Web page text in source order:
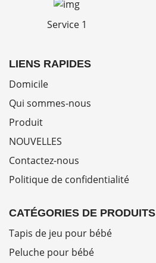
Service 1
LIENS RAPIDES
Domicile
Qui sommes-nous
Produit
NOUVELLES
Contactez-nous
Politique de confidentialité
CATÉGORIES DE PRODUITS
Tapis de jeu pour bébé
Peluche pour bébé